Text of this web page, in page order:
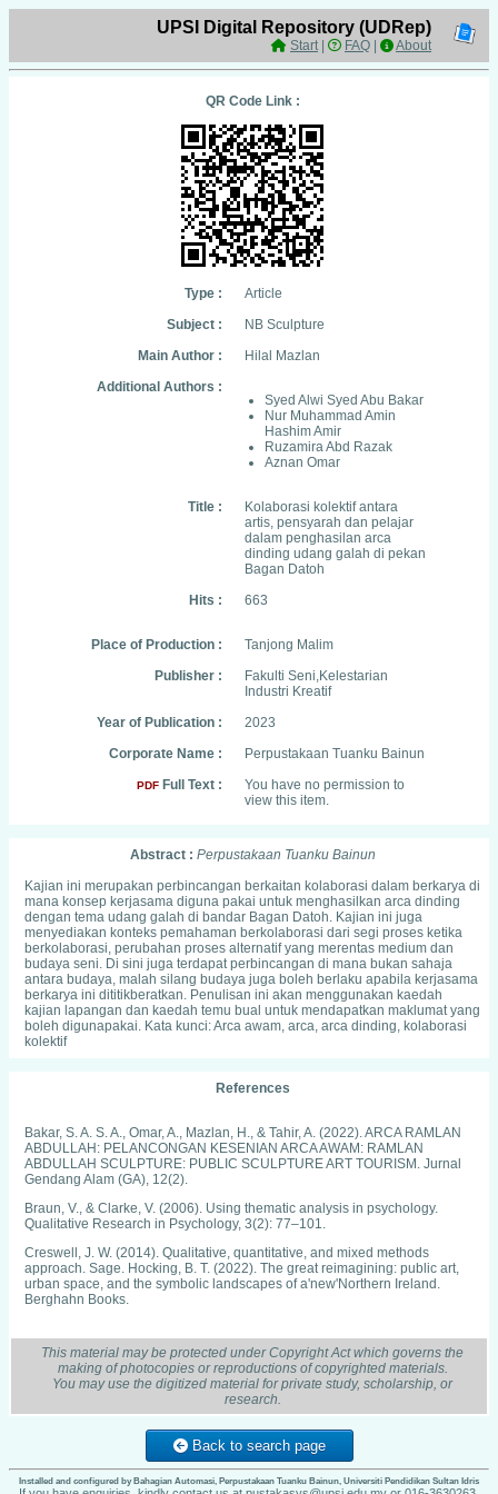
UPSI Digital Repository (UDRep)
Start| FAQ About
QR Code Link :
Type :
Article
Subject :
NB Sculpture
Main Author :
Hilal Mazlan
Additional Authors :
Syed Alwi Syed Abu Bakar
Nur Muhammad Amin
Hashim Amir
Ruzamira Abd Razak
Aznan Omar
Title :
Kolaborasi kolektif antara
artis, pensyarah dan pelajar
dalam penghasilan arca
dinding udang galah di pekan
Bagan Datoh
Hits :
663
Place of Production :
Tanjong Malim
Publisher :
Fakulti Seni,Kelestarian
Industri Kreatif
Year of Publication :
2023
Corporate Name :
Perpustakaan Tuanku Bainun
PDF Full Text :
You have no permission to
view this item.
Abstract : Perpustakaan Tuanku Bainun
Kajian ini merupakan perbincangan berkaitan kolaborasi dalam berkarya di
mana konsep kerjasama diguna pakai untuk menghasilkan arca dinding
dengan tema udang galah di bandar Bagan Datoh. Kajian ini juga
menyediakan konteks pemahaman berkolaborasi dari segi proses ketika
berkolaborasi, perubahan proses alternatif yang merentas medium dan
budaya seni. Di sini juga terdapat perbincangan di mana bukan sahaja
antara budaya, malah silang budaya juga boleh berlaku apabila kerjasama
berkarya ini dititikberatkan. Penulisan ini akan menggunakan kaedah
kajian lapangan dan kaedah temu bual untuk mendapatkan maklumat yang
boleh digunapakai. Kata kunci: Arca awam, arca, arca dinding, kolaborasi
kolektif
References
Bakar, S. A. S. A., Omar, A., Mazlan, H., & Tahir, A. (2022). ARCA RAMLAN
ABDULLAH: PELANCONGAN KESENIAN ARCA AWAM: RAMLAN
ABDULLAH SCULPTURE: PUBLIC SCULPTURE ART TOURISM. Jurnal
Gendang Alam (GA), 12(2).
Braun, V., & Clarke, V. (2006). Using thematic analysis in psychology.
Qualitative Research in Psychology, 3(2): 77–101.
Creswell, J. W. (2014). Qualitative, quantitative, and mixed methods
approach. Sage. Hocking, B. T. (2022). The great reimagining: public art,
urban space, and the symbolic landscapes of a'new'Northern Ireland.
Berghahn Books.
and their Collaboration at the Mexican Electricians' Syndicate. Oxford Art
Journal, 31(1), 129-151.
Kester, G. (2008). Collaborative practices in environmental art. Artistic
Bedfellows: Histories, Theories, and Conversations in Collaborative Art
Mahamood, M. (2001). Seni lukis moden Malaysia: era perintis hingga era
pluralis, 1930-1990. Utusan Publications & Distributors.
This material may be protected under Copyright Act which governs the
making of photocopies or reproductions of copyrighted materials.
You may use the digitized material for private study, scholarship, or
research.
Back to search page
Installed and configured by Bahagian Automasi, Perpustakaan Tuanku Bainun, Universiti Pendidikan Sultan Idris